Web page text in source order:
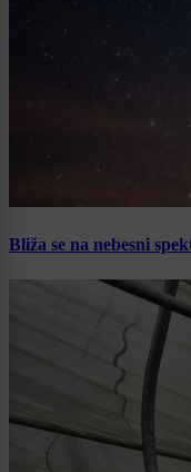
Bliža se na nebesni